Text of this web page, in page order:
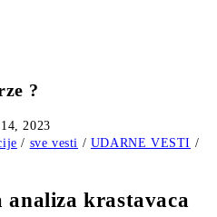
?
2023
/ sve vesti / UDARNE VESTI /
krastavaca